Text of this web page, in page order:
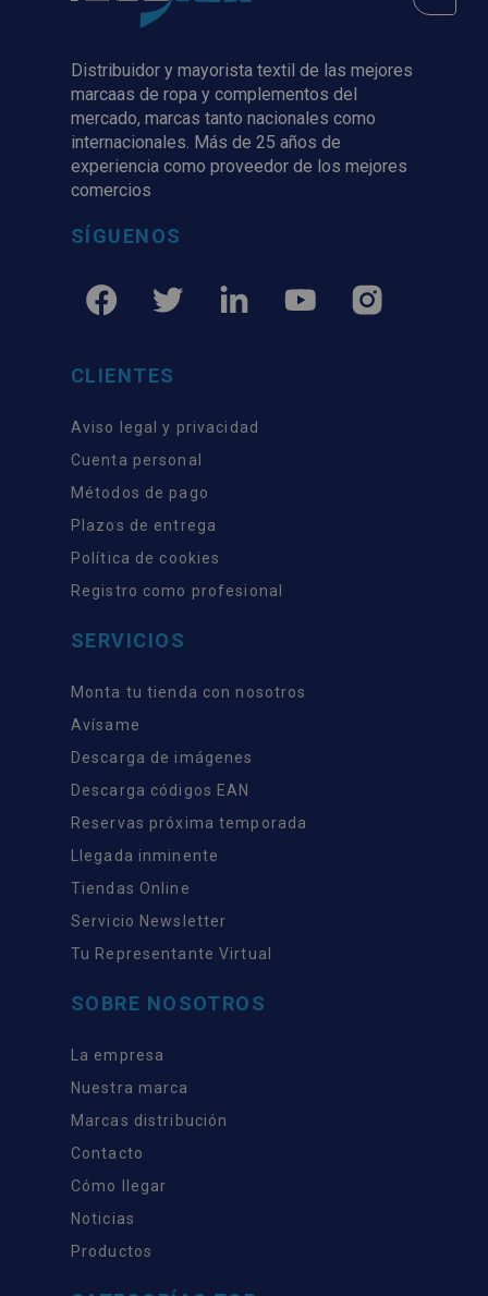
Distribuidor y mayorista textil de las mejores
marcaas de ropa y complementos del
mercado, marcas tanto nacionales como
internacionales. Más de 25 años de
experiencia como proveedor de los mejores
comercios
SÍGUENOS
CLIENTES
Aviso legal y privacidad
Cuenta personal
Métodos de pago
Plazos de entrega
Política de cookies
Registro como profesional
SERVICIOS
Monta tu tienda con nosotros
Avísame
Descarga de imágenes
Descarga códigos EAN
Reservas próxima temporada
Llegada inminente
Tiendas Online
Servicio Newsletter
Tu Representante Virtual
SOBRE NOSOTROS
La empresa
Nuestra marca
Marcas distribución
Contacto
Cómo llegar
Noticias
Productos